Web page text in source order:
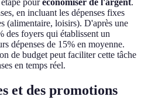
pouréconomiser de l'argent.
en incluant les dépenses fixes
(alimentaire, loisirs). D'après une
des foyers qui établissent un
dépenses de 15% en moyenne.
de budget peut faciliter cette tâche
en temps réel.
et des promotions